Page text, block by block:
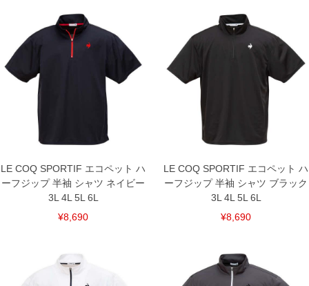
4L/140/80/140/60/25
5L/150/82/150/62/26
6L/160/84/160/64/27
単位はcm
※【返品交換について】
返品交換希望の方は、商品到着後1週間以内にご連絡ください。
下着(肌着)やワイシャツは商品の性質上、返品交換不可とさせて頂いております。予め
※【ボトムの裾上げをご希望の場合】
裾上げ料金は500円+税となります。
出荷まで約1週間～20日間程お時間を頂く場合がございます。
尚、裾上げした商品は返品・交換不可となりますので、予めご了承下さい。
一部、お直しに対応出来ない商品がございます。(例：裾にファスナーや調節ひもが付
※当店での掲載商品は、実店鋪と在庫を共用しておりますので店頭での売り違い、店
舗からのお取り寄せ等により、お客様にご迷惑をお掛けしてしまう場合がございま
す。そのようなことがない様最大限に努めておりますが、もしあった場合速やかにご
LE COQ SPORTIF エコペット ハ
ーフジップ 半袖 シャツ ネイビー
3L 4L 5L 6L
¥8,690
LE COQ SPORTIF エコペット ハ
ーフジップ 半袖 シャツ ブラック
3L 4L 5L 6L
¥8,690